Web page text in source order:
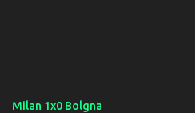
Milan 1x0 Bolgna